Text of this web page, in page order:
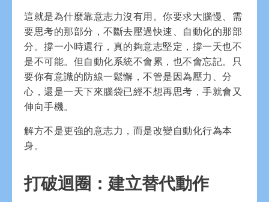
這就是為什麼靠意志力沒有用。你要求大腦慢、需
要思考的那部分，不斷去壓過快速、自動化的那部
分。撐一小時還行，真的夠意志堅定，撐一天也不
是不可能。但自動化系統不會累，也不會忘記。只
要你有意識的防線一鬆懈，不管是因為壓力、分
心，還是一天下來腦袋已經不想再思考，手就會又
伸向手機。
解方不是更強的意志力，而是改變自動化行為本
身。
打破迴圈：建立替代動作